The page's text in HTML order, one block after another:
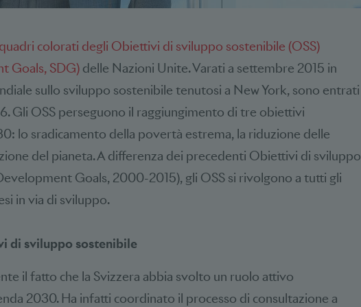
colorati degli Obiettivi di sviluppo sostenibile (OSS)
Goals, SDG) delle Nazioni Unite. Varati a settembre 2015 in
sullo sviluppo sostenibile tenutosi a New York, sono entrati
Gli OSS perseguono il raggiungimento di tre obiettivi
lo sradicamento della povertà estrema, la riduzione delle
del pianeta. A differenza dei precedenti Obiettivi di sviluppo
Goals, 2000-2015), gli OSS si rivolgono a tutti gli
in via di sviluppo.
di sviluppo sostenibile
il fatto che la Svizzera abbia svolto un ruolo attivo
2030. Ha infatti coordinato il processo di consultazione a